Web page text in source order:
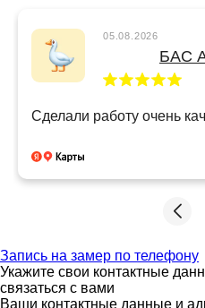
05.08.2026
БАС
Сделали работу очень
Запись на замер по телефону
Укажите свои контактные
связаться с вами
Ваши контактные данные и